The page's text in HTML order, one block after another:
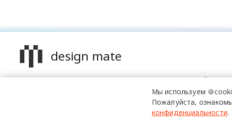
design mate
Design Mate - независимое интернет издание о дизайне во
проявлениях. Создаем авторский контент для дизайнеров,
архитекторов и всех неравнодушных к красоте с 2016 года.
Мы используем
Пожалуйста,
конфиденциальности.